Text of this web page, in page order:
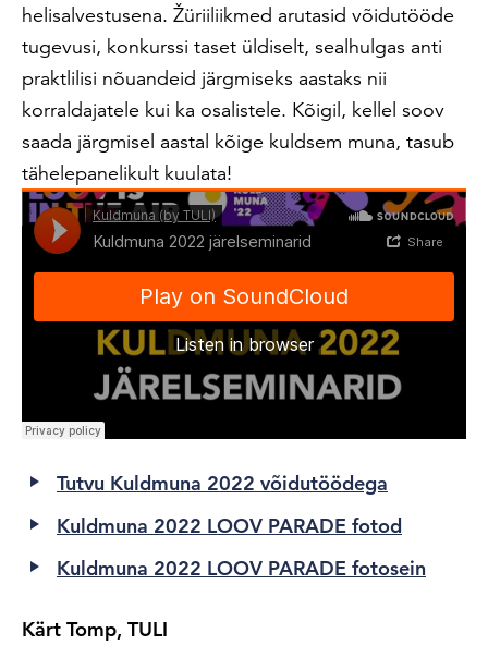
helisalvestusena. Žüriiliikmed arutasid võidutööde
tugevusi, konkurssi taset üldiselt, sealhulgas anti
praktlilisi nõuandeid järgmiseks aastaks nii
korraldajatele kui ka osalistele. Kõigil, kellel soov
saada järgmisel aastal kõige kuldsem muna, tasub
tähelepanelikult kuulata!
Tutvu Kuldmuna 2022 võidutöödega
Kuldmuna 2022 LOOV PARADE fotod
Kuldmuna 2022 LOOV PARADE fotosein
Kärt Tomp, TULI